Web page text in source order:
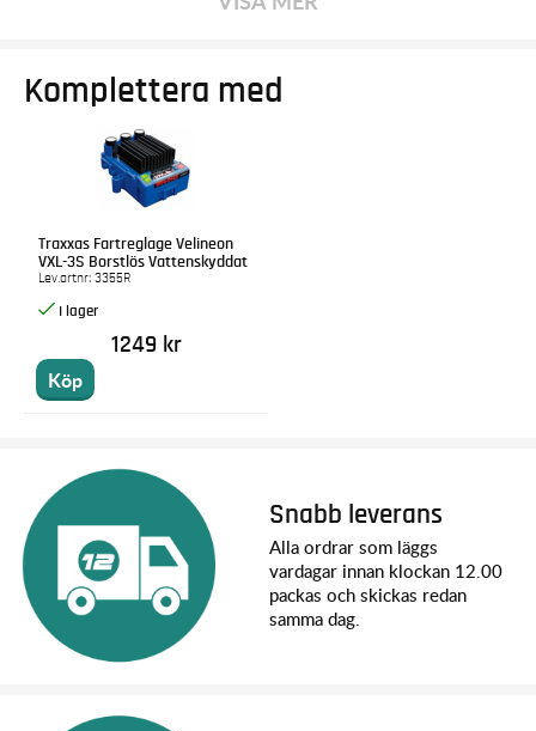
Komplettera med
Traxxas Fartreglage Velineon
VXL-3S Borstlös Vattenskyddat
Lev.artnr: 3355R
1249 kr
Köp
Snabb leverans
Alla ordrar som läggs
vardagar innan klockan 12.00
packas och skickas redan
samma dag.